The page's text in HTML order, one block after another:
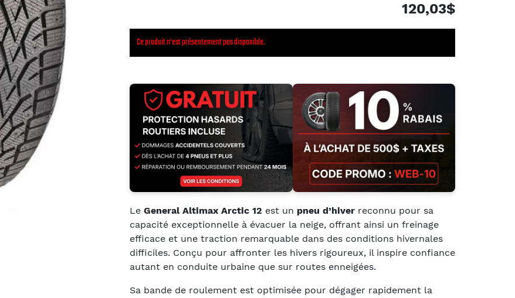
120,03$
Ce produit n'est présentement pas disponible.
Le General Altimax Arctic 12 est un pneu d’hiver reconnu pour sa
capacité exceptionnelle à évacuer la neige, offrant ainsi un freinage
efficace et une traction remarquable dans des conditions hivernales
difficiles. Conçu pour affronter les hivers rigoureux, il inspire confiance
autant en conduite urbaine que sur routes enneigées.
Sa bande de roulement est optimisée pour dégager rapidement la